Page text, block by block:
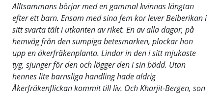
Alltsammans börjar med en gammal kvinnas längtan
efter ett barn. Ensam med sina fem kor lever Beiberikan i
sitt svarta tält i utkanten av riket. En av alla dagar, på
hemväg från den sumpiga betesmarken, plockar hon
upp en åkerfräkenplanta. Lindar in den i sitt mjukaste
tyg, sjunger för den och lägger den i sin bädd. Utan
hennes lite barnsliga handling hade aldrig
Åkerfräkenflickan kommit till liv. Och Kharjit-Bergen, son